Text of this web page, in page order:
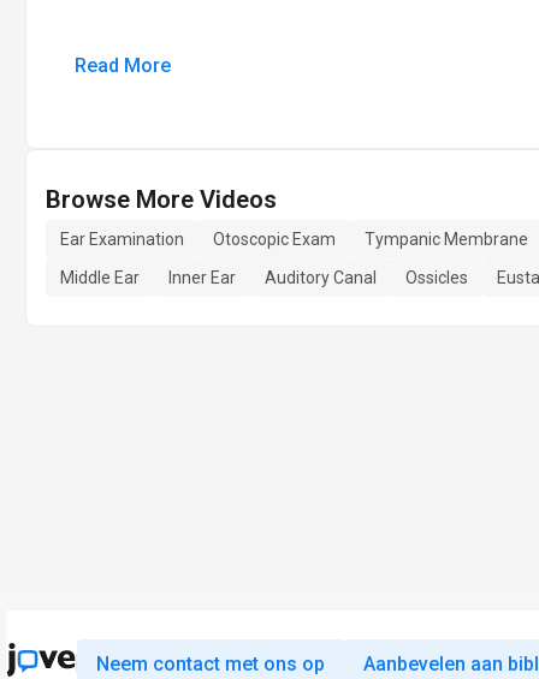
Read More
Browse More Videos
Ear Examination Otoscopic Exam
Tympanic Membrane
Middle Ear
Inner Ear Auditory Canal Ossicles
Neem contact met ons op Aanbevelen aan